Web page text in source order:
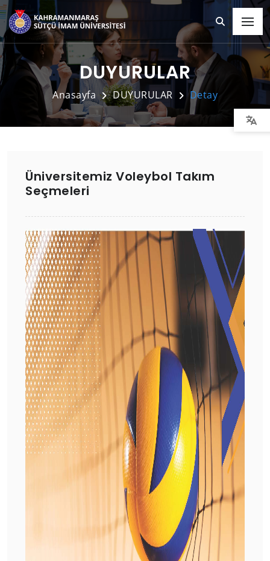
DUYURULAR
Anasayfa DUYURULAR Detay
Üniversitemiz Voleybol Takım
Seçmeleri